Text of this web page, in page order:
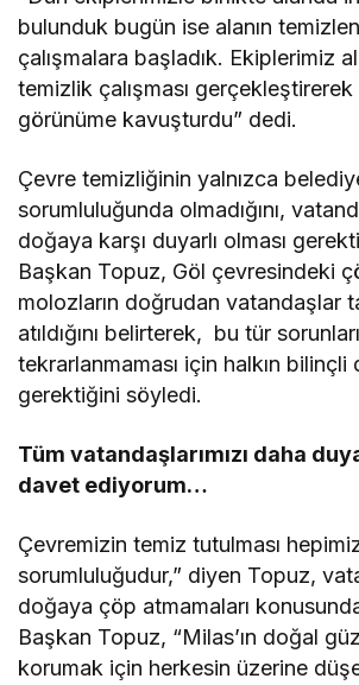
bulunduk bugün ise alanın
çalışmalara başladık. Ekiplerimiz
temizlik çalışması gerçekleştirerek
görünüme kavuşturdu” dedi.
Çevre temizliğinin yalnızca
sorumluluğunda olmadığını,
doğaya karşı duyarlı olması
Başkan Topuz, Göl çevresindeki
molozların doğrudan vatandaşlar
atıldığını belirterek, bu tür
tekrarlanmaması için halkın bilinçli
gerektiğini söyledi.
Tüm vatandaşlarımızı daha
davet ediyorum…
Çevremizin temiz tutulması
sorumluluğudur,” diyen Topuz,
doğaya çöp atmamaları
Başkan Topuz, “Milas’ın doğal
korumak için herkesin üzerine